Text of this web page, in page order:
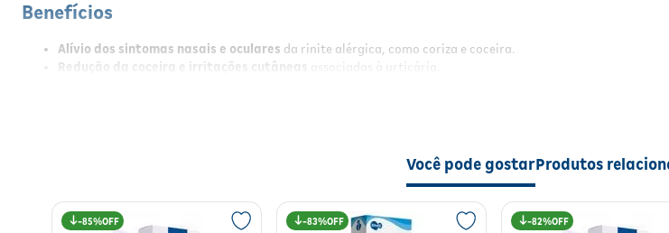
O medicamento deve ser
segurança do tratamento.
Especificações
Benefícios
Alívio dos sintomas nasais e oculares da rinite alérgica, como coriza e coceira.
Redução da coceira e irritações cutâneas
associadas à urticária.
e irritações na pele são reduzidos, permitindo o retorno às atividades diárias com menos incômodo.
Você pode gostarProdutos
85% 83% 82%